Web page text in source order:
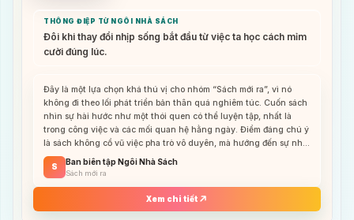
THÔNG ĐIỆP TỪ NGÔI NHÀ SÁCH
Đôi khi thay đổi nhịp sống bắt đầu từ việc ta học cách mỉm
cười đúng lúc.
Đây là một lựa chọn khá thú vị cho nhóm “Sách mới ra”, vì nó
không đi theo lối phát triển bản thân quá nghiêm túc. Cuốn sách
nhìn sự hài hước như một thói quen có thể luyện tập, nhất là
trong công việc và các mối quan hệ hằng ngày. Điểm đáng chú ý
là sách không cổ vũ việc pha trò vô duyên, mà hướng đến sự nhẹ
nhõm, kết nối và khả năng phục hồi tinh thần. Với người đi làm
đang căng thẳng, đây có thể là một nhịp đọc mới mẻ và dễ áp
S
Ban biên tập Ngôi Nhà Sách
Sách mới ra
Xem chi tiết